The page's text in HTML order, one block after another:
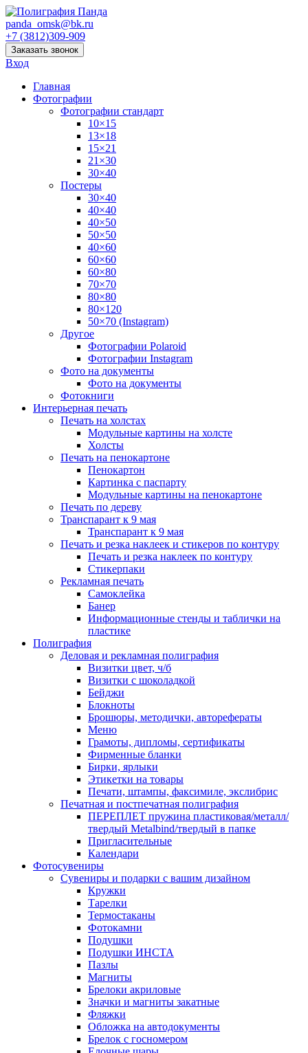
panda_omsk@bk.ru
+7 (3812)309-909
Заказать звонок
Вход
Главная
Фотографии
Фотографии стандарт
10×15
13×18
15×21
21×30
30×40
Постеры
30×40
40×40
40×50
50×50
40×60
60×60
60×80
70×70
80×80
80×120
50×70 (Instagram)
Другое
Фотографии Polaroid
Фотографии Instagram
Фото на документы
Фото на документы
Фотокниги
Интерьерная печать
Печать на холстах
Модульные картины на холсте
Холсты
Печать на пенокартоне
Пенокартон
Картинка с паспарту
Модульные картины на пенокартоне
Печать по дереву
Транспарант к 9 мая
Транспарант к 9 мая
Печать и резка наклеек и стикеров по контуру
Печать и резка наклеек по контуру
Стикерпаки
Рекламная печать
Самоклейка
Банер
Информационные стенды и таблички на
пластике
Полиграфия
Деловая и рекламная полиграфия
Визитки цвет, ч/б
Визитки с шоколадкой
Бейджи
Блокноты
Брошюры, методички, авторефераты
Меню
Грамоты, дипломы, сертификаты
Фирменные бланки
Бирки, ярлыки
Этикетки на товары
Печати, штампы, факсимиле, экслибрис
Печатная и постпечатная полиграфия
ПЕРЕПЛЕТ пружина пластиковая/металл/
твердый Metalbind/твердый в папке
Пригласительные
Календари
Фотосувениры
Сувениры и подарки с вашим дизайном
Кружки
Тарелки
Термостаканы
Фотокамни
Подушки
Подушки ИНСТА
Пазлы
Магниты
Брелоки акриловые
Значки и магниты закатные
Фляжки
Обложка на автодокументы
Брелок с госномером